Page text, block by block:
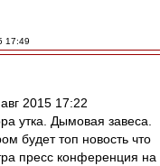
17:49
2015 17:22
утка. Дымовая завеса.
будет топ новость что
пресс конференция на